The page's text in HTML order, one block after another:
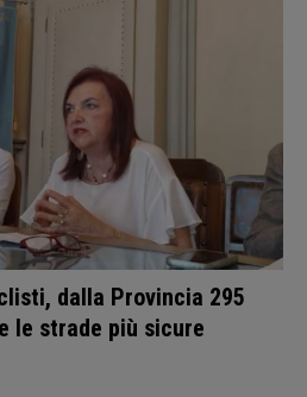
dalla Provincia 295
le strade più sicure